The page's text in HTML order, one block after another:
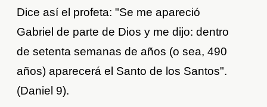
Dice así el profeta: "Se me apareció
Gabriel de parte de Dios y me dijo: dentro
de setenta semanas de años (o sea, 490
años) aparecerá el Santo de los Santos".
(Daniel 9).